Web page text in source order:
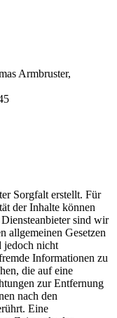
Armbruster,
Sorgfalt erstellt. Für
der Inhalte können
sind wir
allgemeinen Gesetzen
jedoch nicht
Informationen zu
die auf eine
zur Entfernung
nach den
Eine